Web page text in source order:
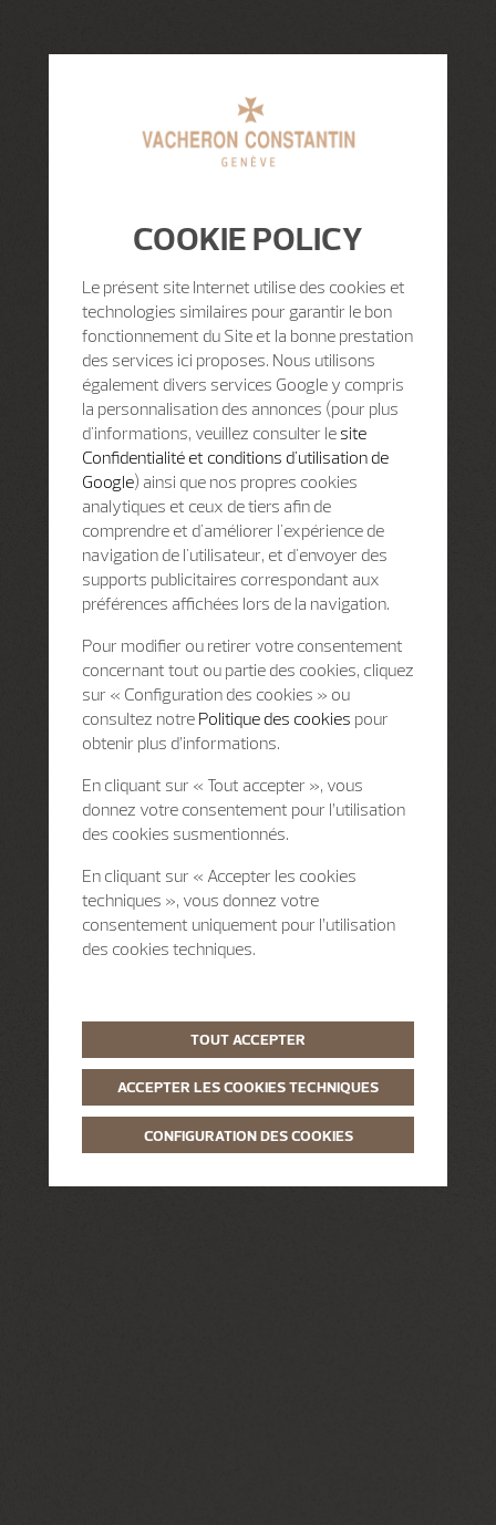
COOKIE POLICY
Le présent site Internet utilise des cookies et
technologies similaires pour garantir le bon
fonctionnement du Site et la bonne prestation
des services ici proposes. Nous utilisons
également divers services Google y compris
la personnalisation des annonces (pour plus
d'informations, veuillez consulter le site
Confidentialité et conditions d'utilisation de
Google) ainsi que nos propres cookies
analytiques et ceux de tiers afin de
comprendre et d'améliorer l'expérience de
navigation de l'utilisateur, et d'envoyer des
supports publicitaires correspondant aux
préférences affichées lors de la navigation.
Pour modifier ou retirer votre consentement
concernant tout ou partie des cookies, cliquez
sur « Configuration des cookies » ou
consultez notre Politique des cookies pour
obtenir plus d’informations.
En cliquant sur « Tout accepter », vous
donnez votre consentement pour l’utilisation
des cookies susmentionnés.
En cliquant sur « Accepter les cookies
techniques », vous donnez votre
consentement uniquement pour l’utilisation
des cookies techniques.
TOUT ACCEPTER
ACCEPTER LES COOKIES TECHNIQUES
CONFIGURATION DES COOKIES